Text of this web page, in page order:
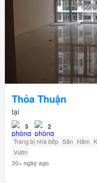
Thỏa Thuận
tại
3 2
Trang bị nhà bếp Sân Hầm
Vườn
30+ ngày ago